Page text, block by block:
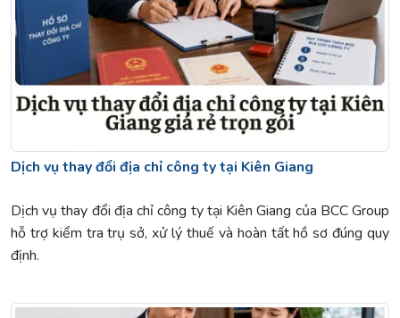
Dịch vụ thay đổi địa chỉ công ty tại Kiên Giang
Dịch vụ thay đổi địa chỉ công ty tại Kiên Giang của BCC Group
hỗ trợ kiểm tra trụ sở, xử lý thuế và hoàn tất hồ sơ đúng quy
định.